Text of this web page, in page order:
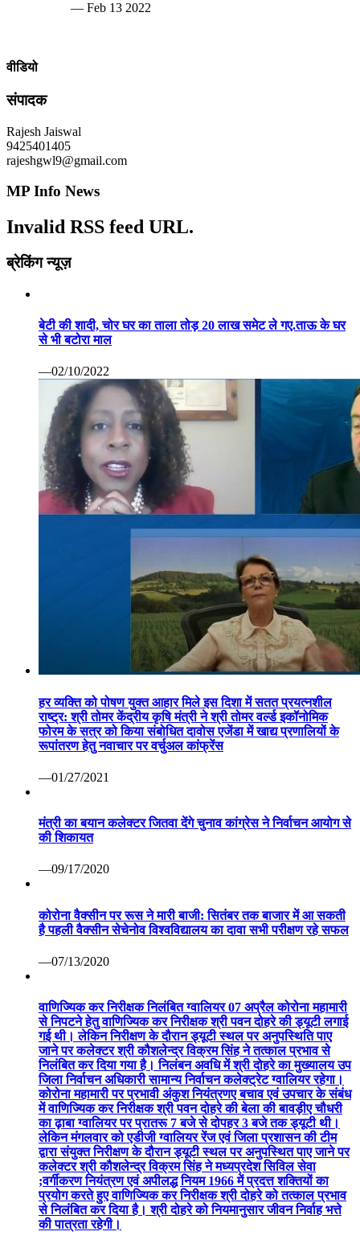
— Feb 13 2022
वीडियो
संपादक
Rajesh Jaiswal
9425401405
rajeshgwl9@gmail.com
MP Info News
Invalid RSS feed URL.
ब्रेकिंग न्यूज़
बेटी की शादी, चोर घर का ताला तोड़ 20 लाख समेट ले गए.ताऊ के घर
से भी बटोरा माल
—02/10/2022
हर व्यक्ति को पोषण युक्त आहार मिले इस दिशा में सतत प्रयत्नशील
राष्ट्र: श्री तोमर केंद्रीय कृषि मंत्री ने श्री तोमर वर्ल्ड इकॉनोमिक
फोरम के सत्र को किया संबोधित दावोस एजेंडा में खाद्य प्रणालियों के
रूपांतरण हेतु नवाचार पर वर्चुअल कांफ्रेंस
—01/27/2021
मंत्री का बयान कलेक्टर जितवा देंगे चुनाव कांग्रेस ने निर्वाचन आयोग से
की शिकायत
—09/17/2020
कोरोना वैक्सीन पर रूस ने मारी बाजी: सितंबर तक बाजार में आ सकती
है पहली वैक्सीन सेचेनोव विश्वविद्यालय का दावा सभी परीक्षण रहे सफल
—07/13/2020
वाणिज्यिक कर निरीक्षक निलंबित ग्वालियर 07 अप्रैल कोरोना महामारी
से निपटने हेतु वाणिज्यिक कर निरीक्षक श्री पवन दोहरे की ड्यूटी लगाई
गई थी। लेकिन निरीक्षण के दौरान ड्यूटी स्थल पर अनुपस्थिति पाए
जाने पर कलेक्टर श्री कौशलेन्द्र विक्रम सिंह ने तत्काल प्रभाव से
निलंबित कर दिया गया है। निलंबन अवधि में श्री दोहरे का मुख्यालय उप
जिला निर्वाचन अधिकारी सामान्य निर्वाचन कलेक्ट्रेट ग्वालियर रहेगा।
कोरोना महामारी पर प्रभावी अंकुश नियंत्रणए बचाव एवं उपचार के संबंध
में वाणिज्यिक कर निरीक्षक श्री पवन दोहरे की बेला की बावड़ीए चौधरी
का ढ़ाबा ग्वालियर पर प्रातरू 7 बजे से दोपहर 3 बजे तक ड्यूटी थी।
लेकिन मंगलवार को एडीजी ग्वालियर रेंज एवं जिला प्रशासन की टीम
द्वारा संयुक्त निरीक्षण के दौरान ड्यूटी स्थल पर अनुपस्थित पाए जाने पर
कलेक्टर श्री कौशलेन्द्र विक्रम सिंह ने मध्यप्रदेश सिविल सेवा
;वर्गीकरण नियंत्रण एवं अपीलद्ध नियम 1966 में प्रदत्त शक्तियों का
प्रयोग करते हुए वाणिज्यिक कर निरीक्षक श्री दोहरे को तत्काल प्रभाव
से निलंबित कर दिया है। श्री दोहरे को नियमानुसार जीवन निर्वाह भत्ते
की पात्रता रहेगी।